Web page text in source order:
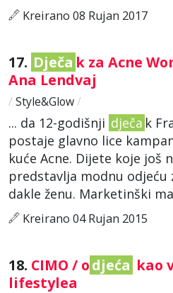
Kreirano 08 Rujan 2017
17. Dječa k za Acne
Ana Lendvaj
/ Style&Glow/
... da 12-godišnji dječa k
postaje glavno lice
kuće Acne. Dijete koje još
predstavlja modnu odjeću
dakle ženu. Marketinški
Kreirano 04 Rujan 2015
18. CIMO / odjeća kao
lifestylea